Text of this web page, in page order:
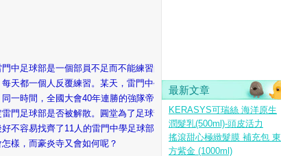
中足球部是一個部員不足而不能練習的弱小隊伍。而且其他成
天都一個人反覆練習。某天，雷門中學來了一位轉學生，名叫
一時間，全國大會40年連勝的強隊帝國中學突然向雷門中學足
門足球部是否被解散。圓堂為了足球部的未來，想說服豪炎寺
不容易找齊了11人的雷門中學足球部來到比賽會場，但這場比
樣，而豪炎寺又會如何呢？
最新文章
KERASYS可瑞絲 海洋原生
潤髮乳(500ml)-頭皮活力
搖滾甜心極緻髮膜 補充包 東
方紫金 (1000ml)